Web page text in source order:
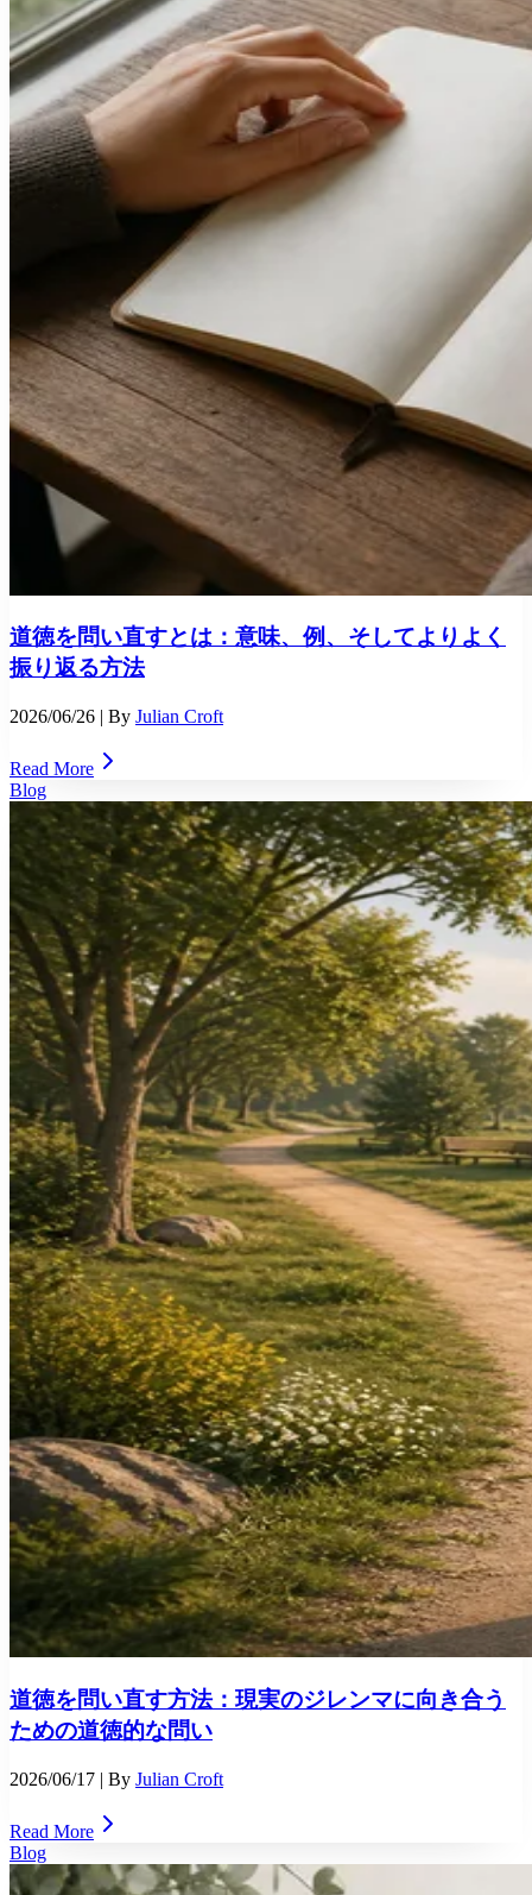
道徳を問い直すとは：意味、例、そしてよりよく
振り返る方法
2026/06/26 | By Julian Croft
Read More
Blog
道徳を問い直す方法：現実のジレンマに向き合う
ための道徳的な問い
2026/06/17 | By Julian Croft
Read More
Blog